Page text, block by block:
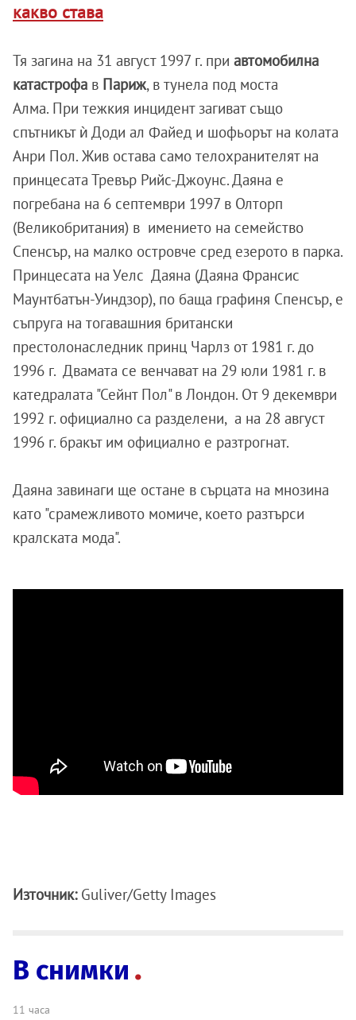
какво става
Тя загина на 31 август 1997 г. при автомобилна
катастрофа в Париж, в тунела под моста
Алма. При тежкия инцидент загиват също
спътникът ѝ Доди ал Файед и шофьорът на колата
Анри Пол. Жив остава само телохранителят на
принцесата Тревър Рийс-Джоунс. Даяна е
погребана на 6 септември 1997 в Олторп
(Великобритания) в имението на семейство
Спенсър, на малко островче сред езерото в парка.
Принцесата на Уелс Даяна (Даяна Франсис
Маунтбатън-Уиндзор), по баща графиня Спенсър, е
съпруга на тогавашния британски
престолонаследник принц Чарлз от 1981 г. до
1996 г. Двамата се венчават на 29 юли 1981 г. в
катедралата "Сейнт Пол" в Лондон. От 9 декември
1992 г. официално са разделени, а на 28 август
1996 г. бракът им официално е разтрогнат.
Даяна завинаги ще остане в сърцата на мнозина
като "срамежливото момиче, което разтърси
кралската мода".
Източник: Guliver/Getty Images
В снимки
11 часа